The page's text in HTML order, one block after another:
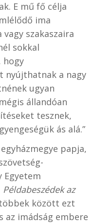
E mű fő célja
ima
szakaszaira
sokkal
hogy
nyújthatnak a nagy
ugyan
állandóan
tesznek,
ás alá.”
papja,
Egyetem
Példabeszédek az
között ezt
az imádság embere